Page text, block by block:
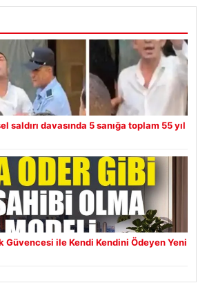
saldırı davasında 5 sanığa toplam 55 yıl
Güvencesi ile Kendi Kendini Ödeyen Yeni